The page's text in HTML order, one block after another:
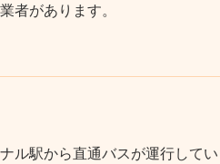
者があります。
駅から直通バスが運行してい